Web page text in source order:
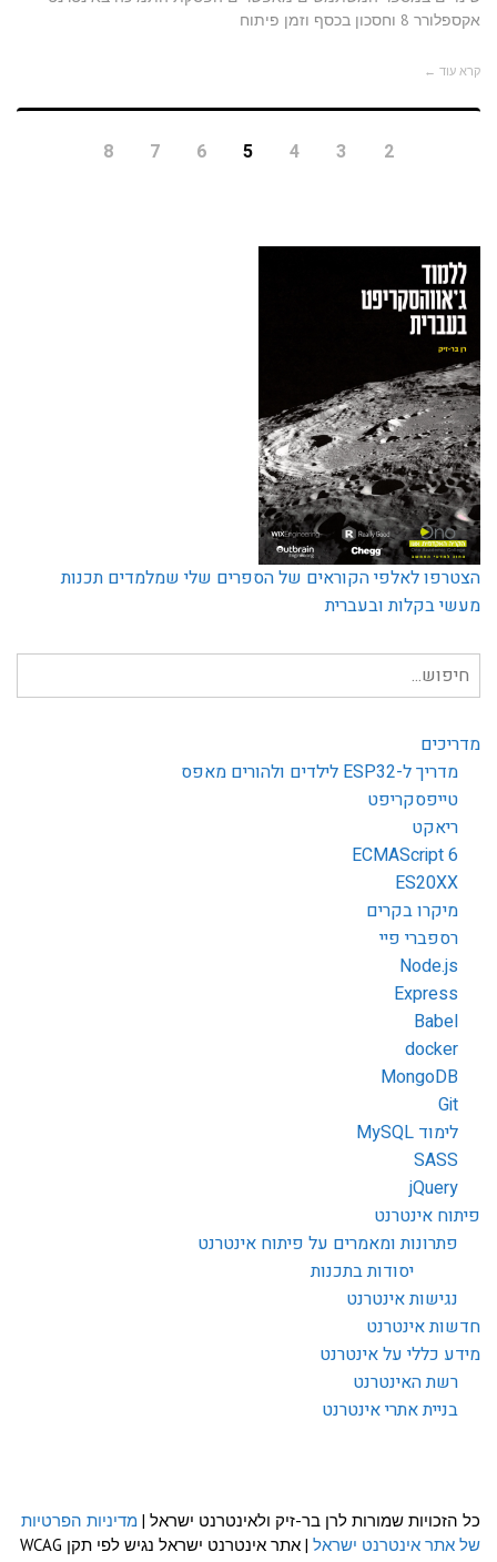
אקספלורר 8 וחסכון בכסף וזמן פיתוח
קרא עוד ←
2
3
4
5
6
7
8
הצטרפו לאלפי הקוראים של הספרים שלי שמלמדים תכנות
מעשי בקלות ובעברית
חיפוש
עבור:
מדריכים
מדריך ל-ESP32 לילדים ולהורים מאפס
טייפסקריפט
ריאקט
ECMAScript 6
ES20XX
מיקרו בקרים
רספברי פיי
Node.js
Express
Babel
docker
MongoDB
Git
לימוד MySQL
SASS
jQuery
פיתוח אינטרנט
פתרונות ומאמרים על פיתוח אינטרנט
יסודות בתכנות
נגישות אינטרנט
חדשות אינטרנט
מידע כללי על אינטרנט
רשת האינטרנט
בניית אתרי אינטרנט
כל הזכויות שמורות לרן בר-זיק ולאינטרנט ישראל | מדיניות הפרטיות
של אתר אינטרנט ישראל
| אתר אינטרנט ישראל נגיש לפי תקן WCAG